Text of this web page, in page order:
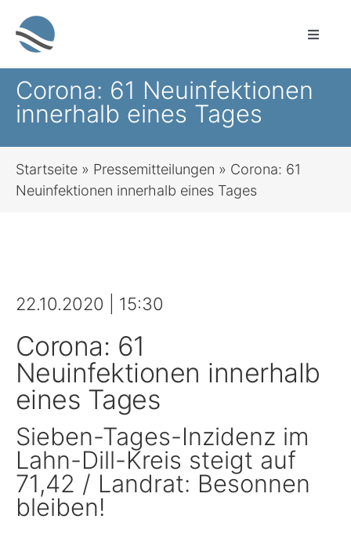
Inhalt
springen
Toggle
Leichte Sprache
Startseite
Katastrophenschutz
Schule, Bildung & Förderung
Familien, Frauen, Jugendliche & Kinder
Gesundheit
Corona: 61 Neuinfektionen
innerhalb eines Tages
Startseite » Pressemitteilungen » Corona: 61
Neuinfektionen innerhalb eines Tages
22.10.2020 | 15:30
Corona: 61
Neuinfektionen innerhalb
eines Tages
Sieben-Tages-Inzidenz im
Lahn-Dill-Kreis steigt auf
71,42 / Landrat: Besonnen
bleiben!